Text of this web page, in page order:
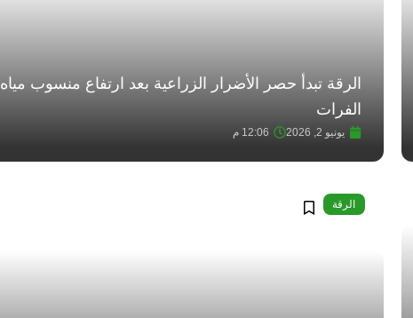
الرقة تبدأ حصر الأضرار الزراعية بعد ارتفاع منسوب مياه
الفرات
يونيو 2, 2026 12:06 م
الرقة